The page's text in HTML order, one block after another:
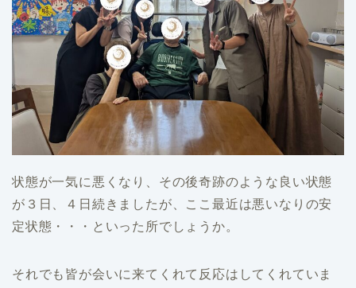
状態が一気に悪くなり、その後奇跡のような良い状態
が３日、４日続きましたが、ここ最近は悪いなりの安
定状態・・・といった所でしょうか。
それでも皆が会いに来てくれて反応はしてくれていま